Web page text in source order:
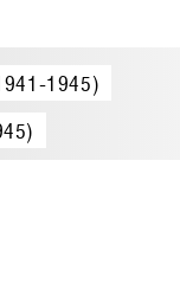
1945)